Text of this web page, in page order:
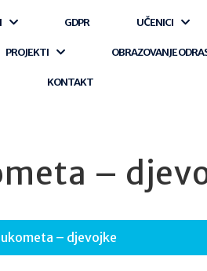
GDPR UČENICI
PROJEKTI OBRAZOVANJE
KONTAKT
–
– djevojke